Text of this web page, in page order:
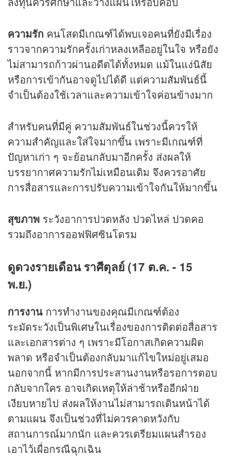
ความรัก คนโสดมีเกณฑ์ได้พบเจอคนที่ยังมีเรื่อง
ราวจากความรักครั้งเก่าหลงเหลืออยู่ในใจ หรือยัง
ไม่สามารถก้าวผ่านอดีตได้ทั้งหมด แม้ในแง่นิสัย
หรือการเข้ากันอาจดูไปได้ดี แต่ความสัมพันธ์นี้
จำเป็นต้องใช้เวลาและความเข้าใจค่อนข้างมาก
สำหรับคนที่มีคู่ ความสัมพันธ์ในช่วงนี้ควรให้
ความสำคัญและใส่ใจมากขึ้น เพราะมีเกณฑ์ที่
ปัญหาเก่า ๆ จะย้อนกลับมาอีกครั้ง ส่งผลให้
บรรยากาศความรักไม่เหมือนเดิม จึงควรอาศัย
การสื่อสารและการปรับความเข้าใจกันให้มากขึ้น
สุขภาพ ระวังอาการปวดหลัง ปวดไหล่ ปวดคอ
รวมถึงอาการออฟฟิศซินโดรม
ดูดวงรายเดือน ราศีตุลย์ (17 ต.ค. - 15
พ.ย.)
การงาน การทำงานของคุณมีเกณฑ์ต้อง
ระมัดระวังเป็นพิเศษในเรื่องของการติดต่อสื่อสาร
และเอกสารต่าง ๆ เพราะมีโอกาสเกิดความผิด
พลาด หรือจำเป็นต้องกลับมาแก้ไขใหม่อยู่เสมอ
นอกจากนี้ หากมีการประสานงานหรือรอการตอบ
กลับจากใคร อาจเกิดเหตุให้ล่าช้าหรืออีกฝ่าย
เงียบหายไป ส่งผลให้งานไม่สามารถเดินหน้าได้
ตามแผน จึงเป็นช่วงที่ไม่ควรคาดหวังกับ
สถานการณ์มากนัก และควรเตรียมแผนสำรอง
เอาไว้เผื่อกรณีฉุกเฉิน